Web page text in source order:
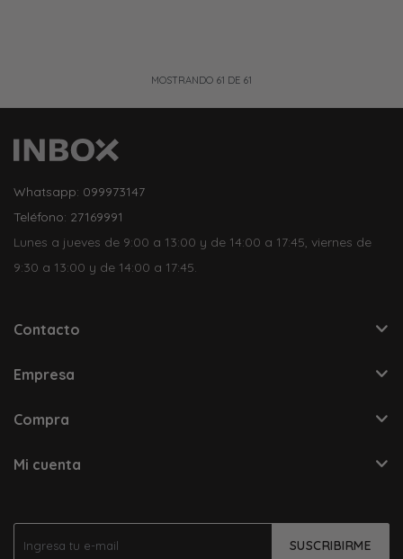
MOSTRANDO 61 DE 61
SUSCRIBIRME
Whatsapp: 099973147
Teléfono: 27169991
Lunes a jueves de 9:00 a 13:00 y de 14:00 a 17:45, viernes de
9:30 a 13:00 y de 14:00 a 17:45.
Contacto
Empresa
Compra
Mi cuenta